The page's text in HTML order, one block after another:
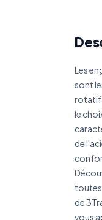
Les
sont
le
de
toutes
de
vous